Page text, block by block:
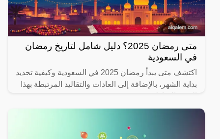
متى رمضان 2025؟ دليل شامل لتاريخ رمضان
في السعودية
اكتشف متى يبدأ رمضان 2025 في السعودية وكيفية تحديد
بداية الشهر، بالإضافة إلى العادات والتقاليد المرتبطة بهذا